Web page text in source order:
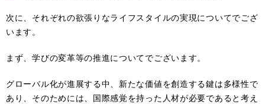
次に、それぞれの欲張りなライフスタイルの実現についてでござ
います。
まず、学びの変革等の推進についてでございます。
グローバル化が進展する中、新たな価値を創造する鍵は多様性で
あり、そのためには、国際感覚を持った人材が必要であると考え